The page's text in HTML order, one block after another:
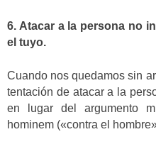
6. Atacar a la persona no
el tuyo.
Cuando nos quedamos sin
tentación de atacar a la
en lugar del argumento
hominem («contra el